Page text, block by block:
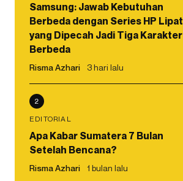
Samsung: Jawab Kebutuhan
Berbeda dengan Series HP Lipat
yang Dipecah Jadi Tiga Karakter
Berbeda
Risma Azhari 3 hari lalu
2
EDITORIAL
Apa Kabar Sumatera 7 Bulan
Setelah Bencana?
Risma Azhari 1 bulan lalu